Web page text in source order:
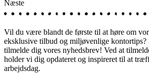
Næste
Vil du være blandt de første til at høre om
eksklusive tilbud og miljøvenlige kontortips?
tilmelde dig vores nyhedsbrev! Ved at
holder vi dig opdateret og inspireret til at
arbejdsdag.